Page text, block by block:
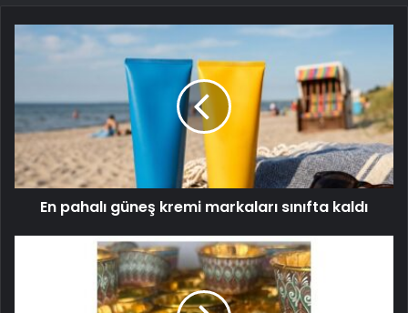
En pahalı güneş kremi markaları sınıfta kaldı